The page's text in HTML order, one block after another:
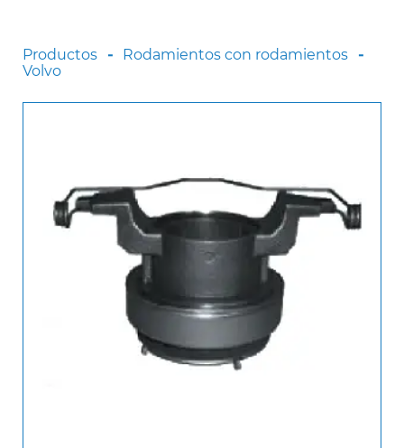
Sinotruck
Productos
Rodamientos con rodamientos
Volvo